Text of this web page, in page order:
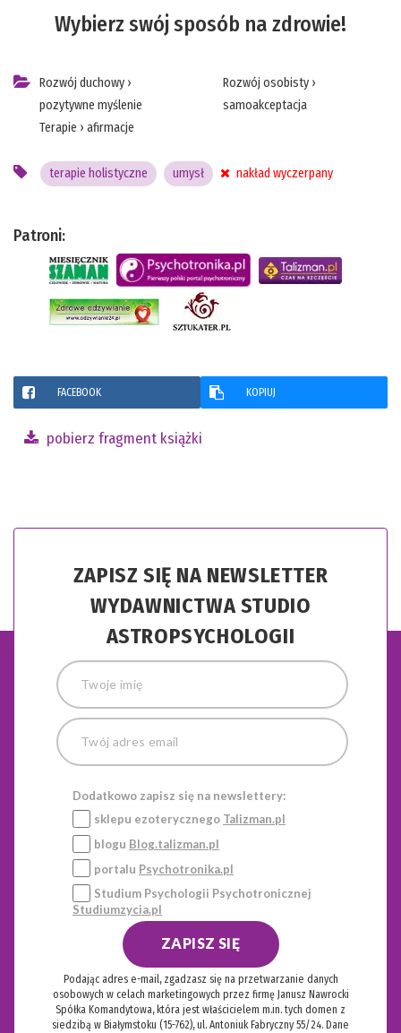
Wybierz swój sposób na zdrowie!
Rozwój duchowy ›
pozytywne myślenie
Terapie › afirmacje
Rozwój osobisty›
samoakceptacja
terapie holistyczne umysł nakład wyczerpany
Patroni:
FACEBOOK KOPIUJ
pobierz fragment książki
ZAPISZ SIĘ NA NEWSLETTER
WYDAWNICTWA STUDIO
ASTROPSYCHOLOGII
Dodatkowo zapisz się na newslettery:
sklepu ezoterycznego Talizman.pl
blogu Blog.talizman.pl
portalu Psychotronika.pl
Studium Psychologii Psychotronicznej
Studiumzycia.pl
ZAPISZ SIĘ
Podając adres e-mail, zgadzasz się na przetwarzanie danych
osobowych w celach marketingowych przez firmę Janusz Nawrocki
Spółka Komandytowa, która jest właścicielem m.in. tych domen z
siedzibą w Białymstoku (15-762), ul. Antoniuk Fabryczny 55/24. Dane